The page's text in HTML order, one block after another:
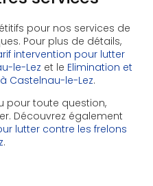
pour nos services de
Pour plus de détails,
intervention pour lutter
le-Lez et le Elimination et
Castelnau-le-Lez.
pour toute question,
Découvrez également
lutter contre les frelons
.